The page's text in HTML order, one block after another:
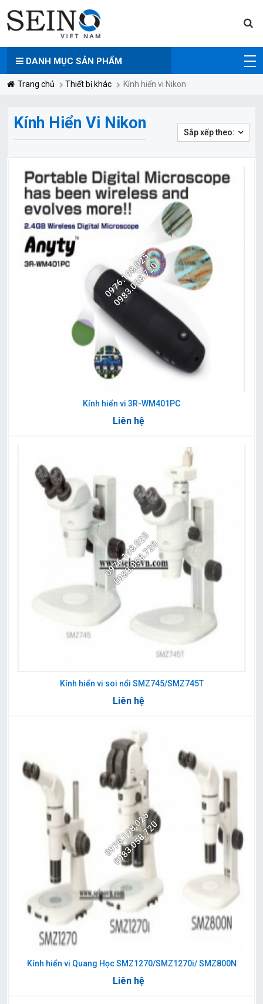
DANH MỤC SẢN PHẨM
Trang chủ Thiết bị khác Kính hiển vi Nikon
Kính Hiển Vi Nikon Sắp xếp theo:
0976.198.025
0983.058.720
Kính hiển vi 3R-WM401PC
Liên hệ
0976.198.025
0983.058.720
Kính hiển vi soi nổi SMZ745/SMZ745T
Liên hệ
0976.198.025
0983.058.720
Kính hiển vi Quang Học SMZ1270/SMZ1270i/ SMZ800N
Liên hệ